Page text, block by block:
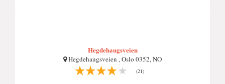
Hegdehaugsveien
Hegdehaugsveien , Oslo 0352, NO
(21)